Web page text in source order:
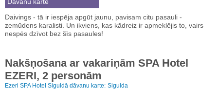
Dāvanu karte
Daivings - tā ir iespēja apgūt jaunu, pavisam citu pasauli -
zemūdens karalisti. Un ikviens, kas kādreiz ir apmeklējis to, vairs
nespēs dzīvot bez šīs pasaules!
Nakšņošana ar vakariņām SPA Hotel
EZERI, 2 personām
Ezeri SPA Hotel Siguldā dāvanu karte: Sigulda